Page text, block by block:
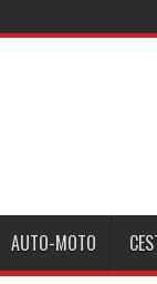
AUTO-MOTO